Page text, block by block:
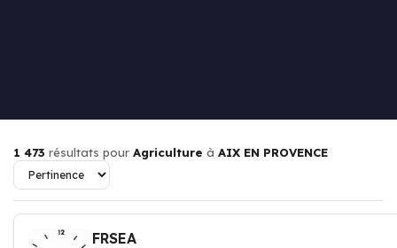
1 473 résultats pour Agriculture à AIX EN PROVENCE
FRSEA